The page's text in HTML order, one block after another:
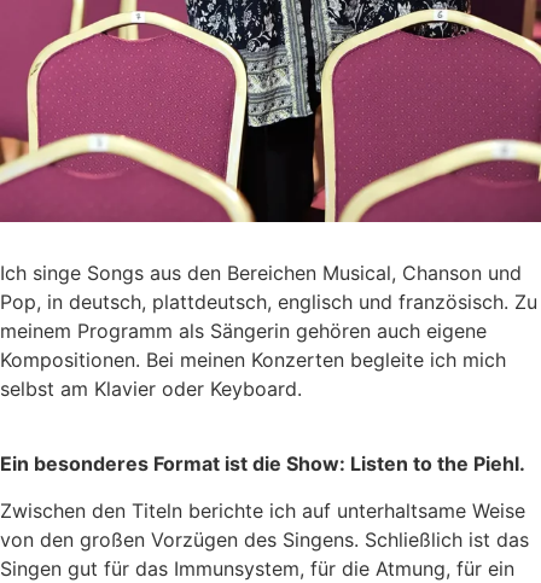
Ich singe Songs aus den Bereichen Musical, Chanson und
Pop, in deutsch, plattdeutsch, englisch und französisch. Zu
meinem Programm als Sängerin gehören auch eigene
Kompositionen. Bei meinen Konzerten begleite ich mich
selbst am Klavier oder Keyboard.
Ein besonderes Format ist die Show: Listen to the Piehl.
Zwischen den Titeln berichte ich auf unterhaltsame Weise
von den großen Vorzügen des Singens. Schließlich ist das
Singen gut für das Immunsystem, für die Atmung, für ein